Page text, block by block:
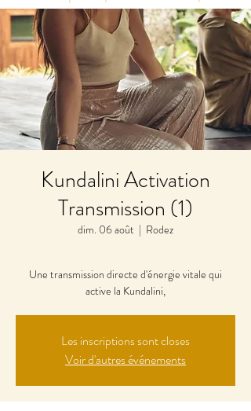
s’harmoniser"
Kundalini Activation
Transmission (1)
dim. 06 août
  |
Rodez
Une transmission directe d'énergie vitale qui
active la Kundalini,
Les inscriptions sont closes
Voir d'autres événements